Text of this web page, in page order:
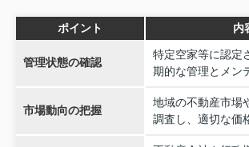
ポイント 内
管理状態の確認
特定空家等に認定
期的な管理とメン
市場動向の把握
地域の不動産市場
調査し、適切な価